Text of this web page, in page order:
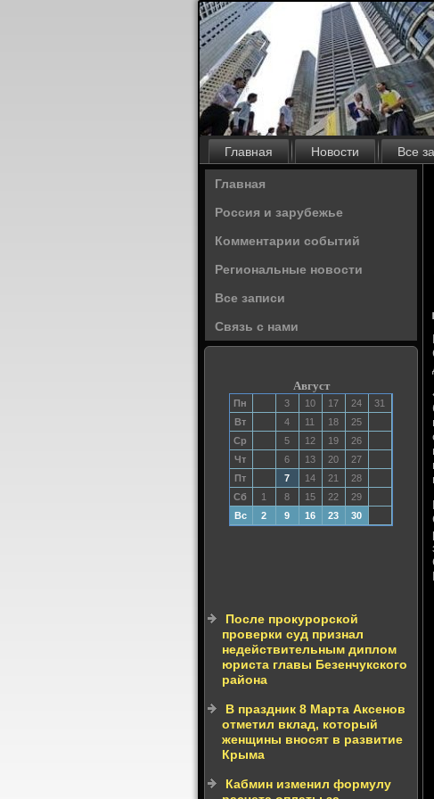
Главная Новости Все
Главная
Россия и зарубежье
Комментарии событий
Региональные новости
Все записи
Связь с нами
Август
Пн 3 10 17 24
31
Вт
4 11 18
25
Ср
5 12 19
26
Чт
6 13 20
27
Пт
7 14 21
28
Сб
1 8 15 22
29
Вс
2 9 16 23 30
После прокурорской
проверки суд признал
недействительным диплом
юриста главы Безенчукского
района
В праздник 8 Марта Аксенов
отметил вклад, который
женщины вносят в развитие
Крыма
Кабмин изменил формулу